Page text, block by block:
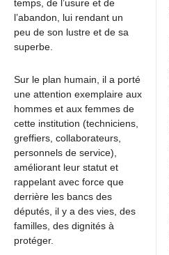
temps, de l’usure et de
l’abandon, lui rendant un
peu de son lustre et de sa
superbe.
Sur le plan humain, il a porté
une attention exemplaire aux
hommes et aux femmes de
cette institution (techniciens,
greffiers, collaborateurs,
personnels de service),
améliorant leur statut et
rappelant avec force que
derrière les bancs des
députés, il y a des vies, des
familles, des dignités à
protéger.